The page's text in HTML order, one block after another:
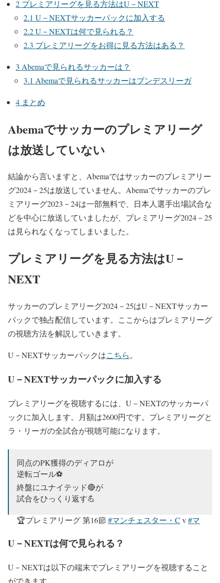
2 プレミアリーグを見る方法はU－NEXT
2.1 U－NEXTサッカーパックに加入する
2.2U－NEXTは何で見られる？
2.3 プレミアリーグをお得に見る方法はある？
3 Abemaで見られるサッカーは？
3.1 Abemaで見られるサッカーはブンデスリーガ
4 まとめ
Abemaでサッカーのプレミアリーグ
は放送していない
結論から言いますと、Abemaではサッカーのプレミアリー
グ2024－25は放送していません。Abemaでサッカーのプレ
ミアリーグ2023－24は一部無料で、日本人選手出場試合な
どを中心に放送していましたが、プレミアリーグ2024－25
は見られなくなってしまいました。
プレミアリーグを見る方法はU－
NEXT
サッカーのプレミアリーグ2024－25はU－NEXTサッカー
パックで独占配信しています。ここからはプレミアリーグ
の視聴方法を解説していきます。
U－NEXTサッカーパックはこちら。
U－NEXTサッカーパックに加入する
プレミアリーグを視聴するには、U－NEXTのサッカーパ
ックに加入します。月額は2600円です。プレミアリーグと
ラ・リーガの全試合が視聴可能になります。
同点のPK獲得のディアロが
逆転ゴール⚽️
終盤にユナイテッド🔴が
試合をひっくり返す💪
🏆プレミアリーグ 第16節 #マンチェスター・C v#マ
— U-NEXTフットボール (@UNEXT_football)
U－NEXTは何で見られる？
U－NEXTは以下の端末でプレミアリーグを視聴すること
ができます。